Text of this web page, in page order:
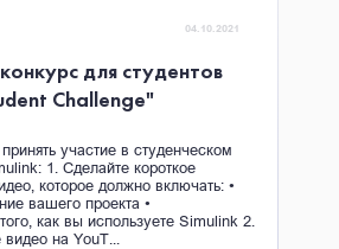
04.10.2021
для студентов
Challenge"
участие в студенческом
1. Сделайте короткое
которое должно включать: •
вашего проекта •
как вы используете Simulink 2.
на YouT...